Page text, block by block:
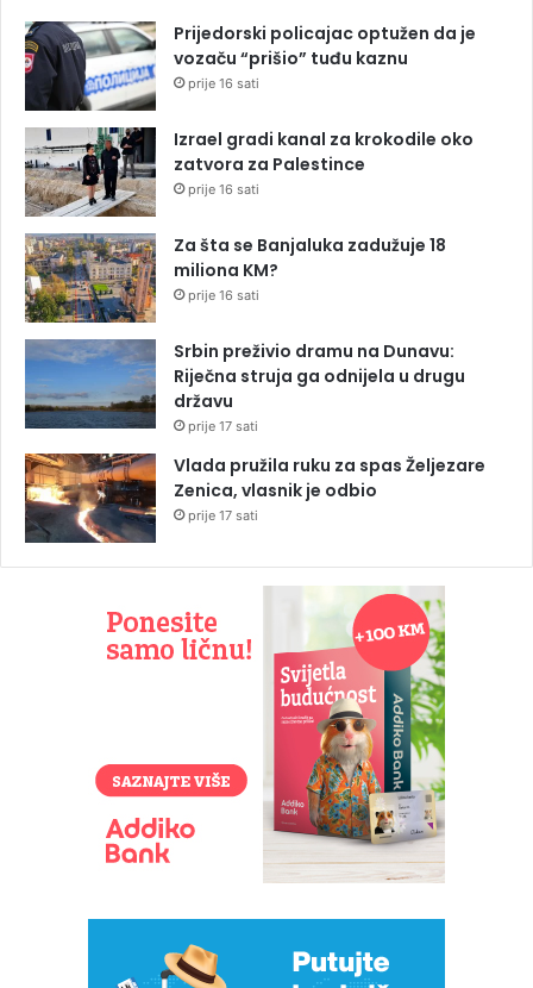
Prijedorski policajac optužen da je
vozaču “prišio” tuđu kaznu
prije 16 sati
Izrael gradi kanal za krokodile oko
zatvora za Palestince
prije 16 sati
Za šta se Banjaluka zadužuje 18
miliona KM?
prije 16 sati
Srbin preživio dramu na Dunavu:
Riječna struja ga odnijela u drugu
državu
prije 17 sati
Vlada pružila ruku za spas Željezare
Zenica, vlasnik je odbio
prije 17 sati